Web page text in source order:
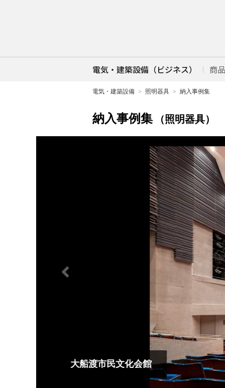
電気・建築設備（ビジネス） 商
電気・建築設備 照明器具 納入事例集
納入事例集 （照明器具）
大船渡市民文化会館